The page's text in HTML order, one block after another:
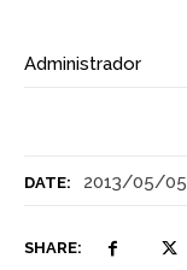
DATE: 2013/05/05
SHARE:
Administrador